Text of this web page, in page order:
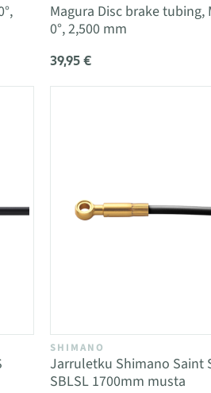
Magura Disc brake tubing,
0°, 2,500 mm
39,95 €
SHIMANO
Jarruletku Shimano Saint
SBLSL 1700mm musta